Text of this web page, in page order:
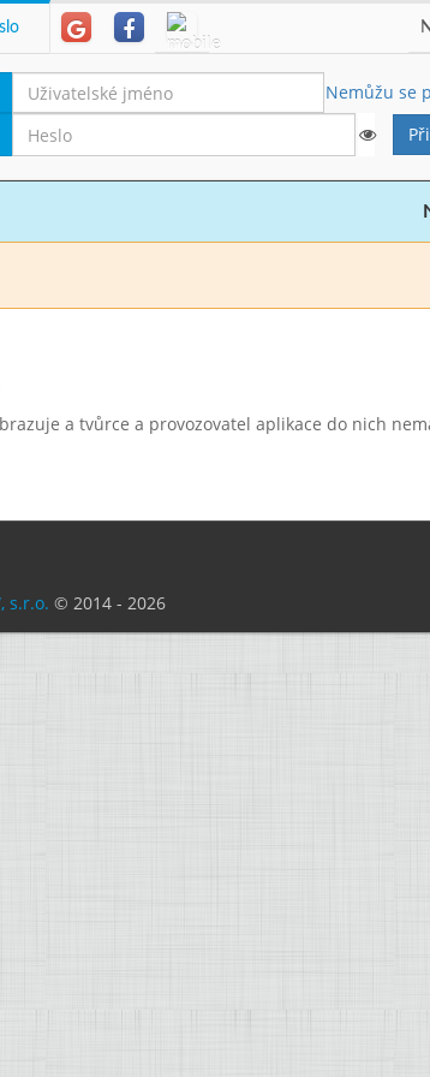
Nemůžu se
a tvůrce a provozovatel aplikace do nich
s.r.o. © 2014 - 2026